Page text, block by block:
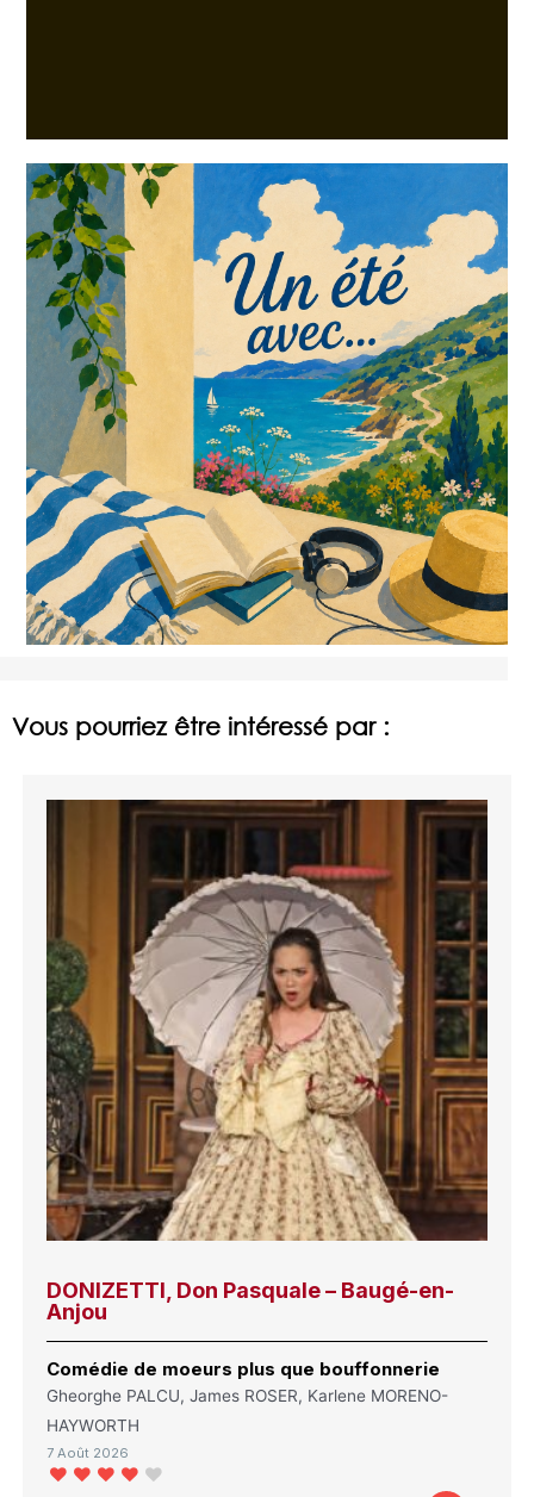
Vous pourriez être intéressé par :
DONIZETTI, Don Pasquale – Baugé-en-
Anjou
Comédie de moeurs plus que bouffonnerie
Gheorghe PALCU, James ROSER, Karlene MORENO-
HAYWORTH
7 Août 2026